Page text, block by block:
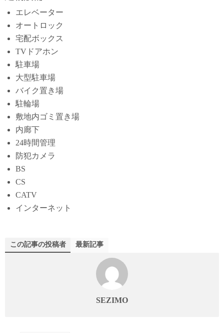
エレベーター
オートロック
宅配ボックス
TVドアホン
駐車場
大型駐車場
バイク置き場
駐輪場
敷地内ゴミ置き場
内廊下
24時間管理
防犯カメラ
BS
CS
CATV
インターネット
この記事の投稿者 最新記事
SEZIMO